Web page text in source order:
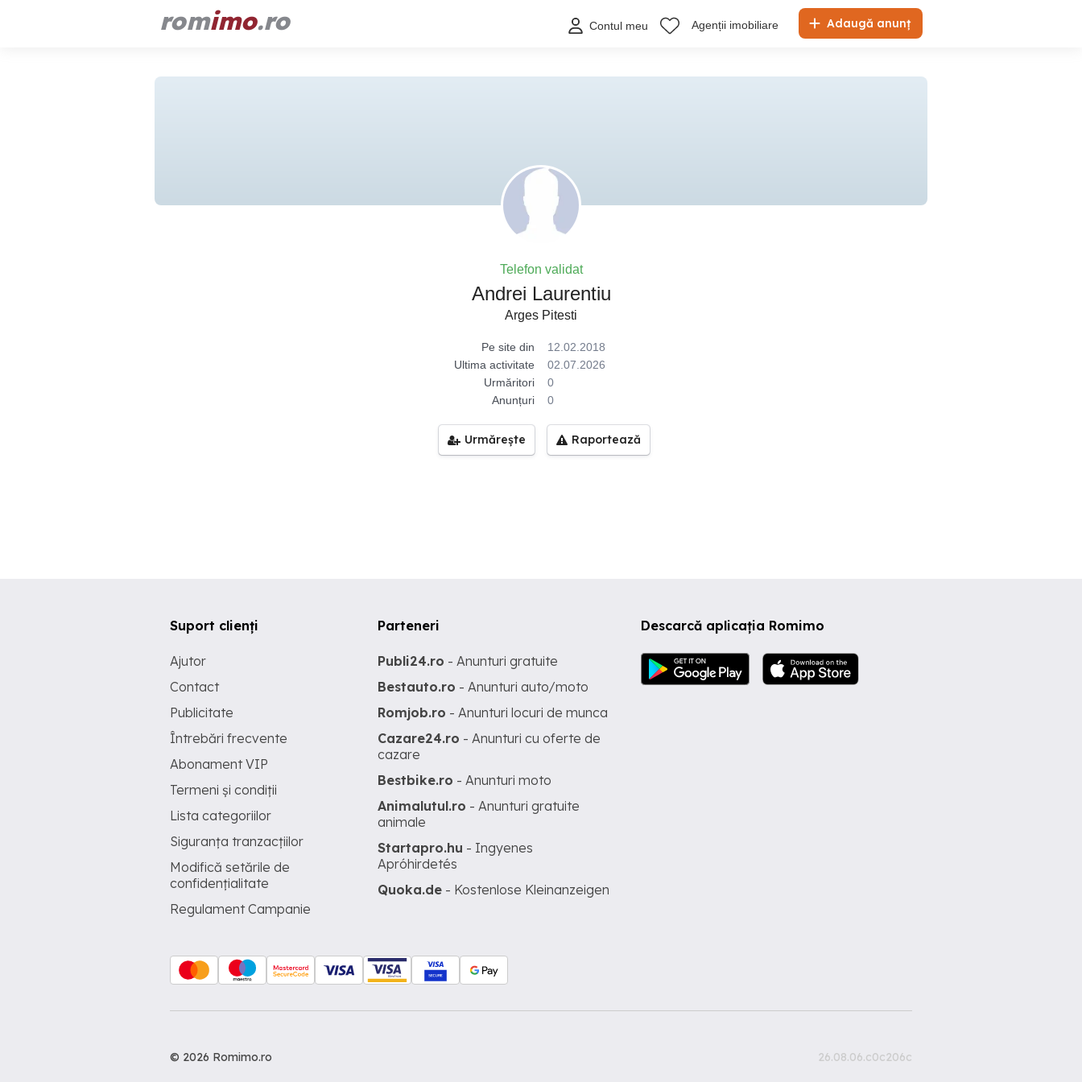
romimo.ro Adaugă anunț
Contul meu Agenții imobiliare
Telefon validat
Andrei Laurentiu
Arges Pitesti
Pe site din
12.02.2018
Ultima activitate
02.07.2026
Urmăritori
0
Anunțuri
0
Urmărește Raportează
Descarcă aplicația Romimo
Suport clienți
Ajutor
Contact
Publicitate
Întrebări frecvente
Abonament VIP
Termeni și condiții
Lista categoriilor
Siguranța tranzacțiilor
Modifică setările de
confidențialitate
Regulament Campanie
Parteneri
Publi24.ro - Anunturi gratuite
Bestauto.ro - Anunturi auto/moto
Romjob.ro - Anunturi locuri de munca
Cazare24.ro - Anunturi cu oferte de
cazare
Bestbike.ro - Anunturi moto
Animalutul.ro - Anunturi gratuite
animale
Startapro.hu - Ingyenes
Apróhirdetés
Quoka.de - Kostenlose Kleinanzeigen
© 2026 Romimo.ro 26.08.06.c0c206c